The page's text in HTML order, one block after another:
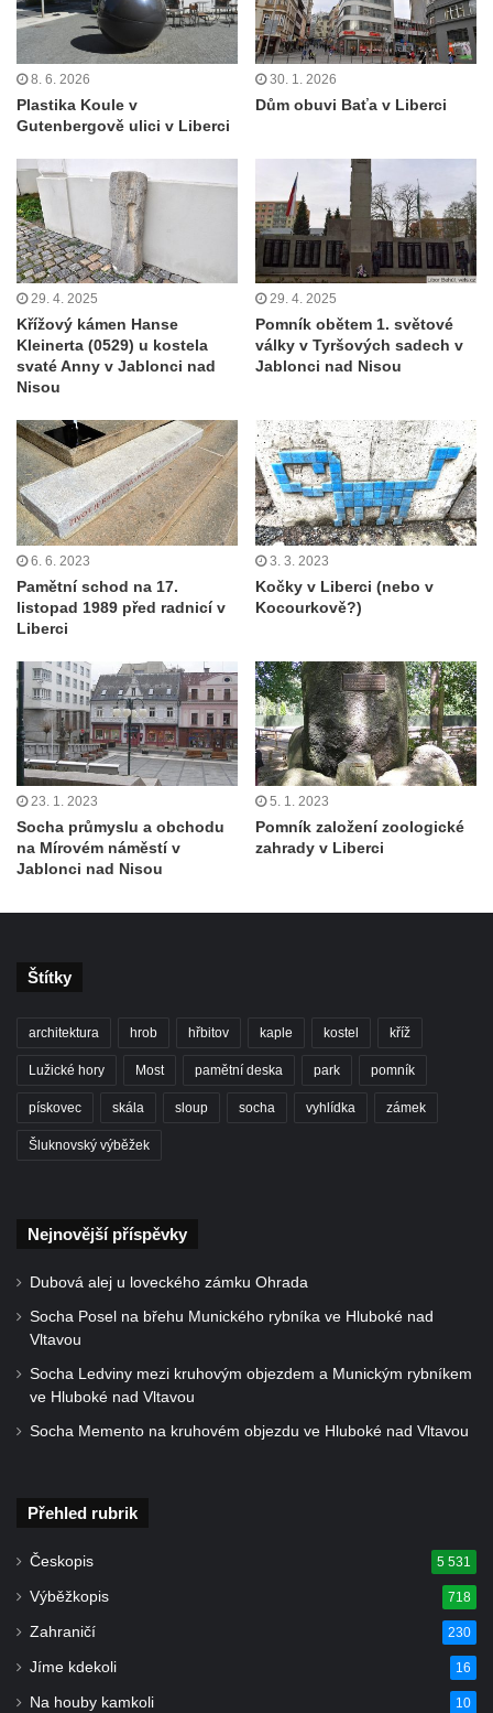
8. 6. 2026
Plastika Koule v
Gutenbergově ulici v Liberci
30. 1. 2026
Dům obuvi Baťa v Liberci
29. 4. 2025
Křížový kámen Hanse
Kleinerta (0529) u kostela
svaté Anny v Jablonci nad
Nisou
29. 4. 2025
Pomník obětem 1. světové
války v Tyršových sadech v
Jablonci nad Nisou
6. 6. 2023
Pamětní schod na 17.
listopad 1989 před radnicí v
Liberci
3. 3. 2023
Kočky v Liberci (nebo v
Kocourkově?)
23. 1. 2023
Socha průmyslu a obchodu
na Mírovém náměstí v
Jablonci nad Nisou
5. 1. 2023
Pomník založení zoologické
zahrady v Liberci
Štítky
architektura hrob hřbitov kaple kostel kříž
Lužické hory Most pamětní deska park pomník
pískovec skála sloup socha vyhlídka zámek
Šluknovský výběžek
Nejnovější příspěvky
Dubová alej u loveckého zámku Ohrada
Socha Posel na břehu Munického rybníka ve Hluboké nad
Vltavou
Socha Ledviny mezi kruhovým objezdem a Munickým rybníkem
ve Hluboké nad Vltavou
Socha Memento na kruhovém objezdu ve Hluboké nad Vltavou
Přehled rubrik
Českopis 5 531
Výběžkopis 718
Zahraničí 230
Jíme kdekoli 16
Na houby kamkoli 10